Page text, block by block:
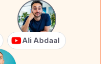
Ali Abdaal